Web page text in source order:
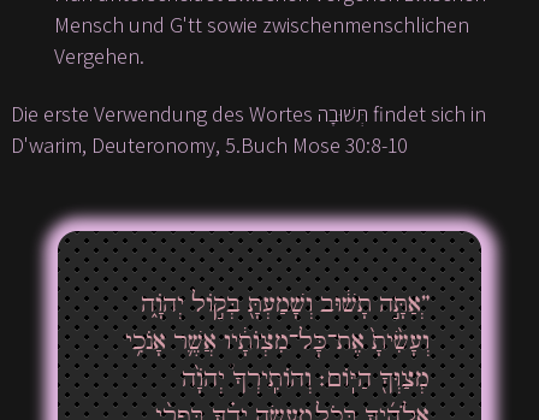
Mensch und G'tt sowie zwischenmenschlichen
Vergehen.
Die erste Verwendung des Wortes תְּשׁוּבָה findet sich in
D'warim, Deuteronomy, 5.Buch Mose 30:8-10
”ְאַתָּ֣ה תָשׁ֔וּב וְשָׁמַעְתָּ֖ בְּק֣וֹל יְהֹוָ֑ה
וְעָשִׂ֙יתָ֙ אֶת־כׇּל־מִצְוֺתָ֔יו אֲשֶׁ֛ר אָנֹכִ֥י
מְצַוְּךָ֖ הַיּֽוֹם׃ וְהוֹתִֽירְךָ֩ יְהֹוָ֨ה